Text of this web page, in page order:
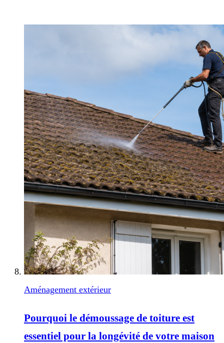
Aménagement extérieur
Pourquoi le démoussage de toiture est
essentiel pour la longévité de votre maison